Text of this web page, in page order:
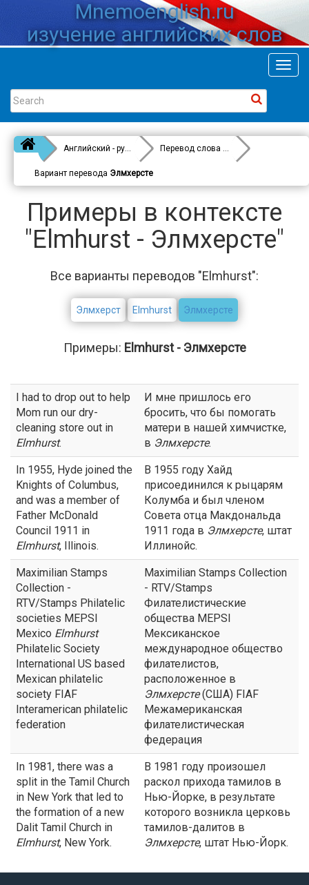
Mnemoenglish.ru
изучение английских слов
Английский - русский Перевод слова
Elmhurst
Вариант перевода Элмхерсте
Примеры в контексте
"Elmhurst - Элмхерсте"
Все варианты переводов "Elmhurst":
Элмхерст Elmhurst Элмхерсте
Примеры: Elmhurst - Элмхерсте
I had to drop out to help
Mom run our dry-
cleaning store out in
Elmhurst.
И мне пришлось его
бросить, что бы помогать
матери в нашей химчистке,
в Элмхерсте.
In 1955, Hyde joined the
Knights of Columbus,
and was a member of
Father McDonald
Council 1911 in
Elmhurst, Illinois.
В 1955 году Хайд
присоединился к рыцарям
Колумба и был членом
Совета отца Макдональда
1911 года в Элмхерсте, штат
Иллинойс.
Maximilian Stamps
Collection -
RTV/Stamps Philatelic
societies MEPSI
Mexico Elmhurst
Philatelic Society
International US based
Mexican philatelic
society FIAF
Interamerican philatelic
federation
Maximilian Stamps Collection
- RTV/Stamps
Филателистические
общества MEPSI
Мексиканское
международное общество
филателистов,
расположенное в
Элмхерсте(США) FIAF
Межамериканская
филателистическая
федерация
In 1981, there was a
split in the Tamil Church
in New York that led to
the formation of a new
Dalit Tamil Church in
Elmhurst, New York.
В 1981 году произошел
раскол прихода тамилов в
Нью-Йорке, в результате
которого возникла церковь
тамилов-далитов в
Элмхерсте, штат Нью-Йорк.